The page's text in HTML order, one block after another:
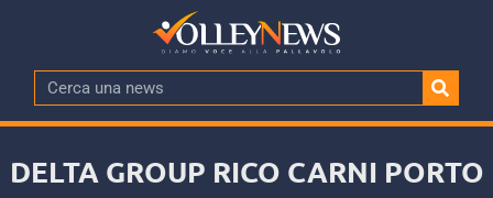
DELTA GROUP RICO CARNI PORTO